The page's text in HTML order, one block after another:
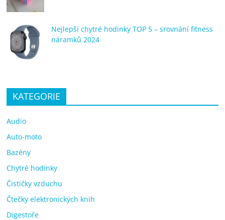
Nejlepší chytré hodinky TOP 5 – srovnání fitness
náramků 2024
KATEGORIE
Audio
Auto-moto
Bazény
Chytré hodinky
Čističky vzduchu
Čtečky elektronických knih
Digestoře